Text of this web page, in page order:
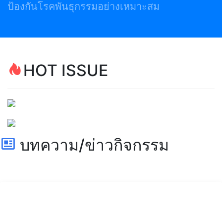
ป้องกันโรคพันธุกรรมอย่างเหมาะสม
HOT ISSUE
บทความ/ข่าวกิจกรรม